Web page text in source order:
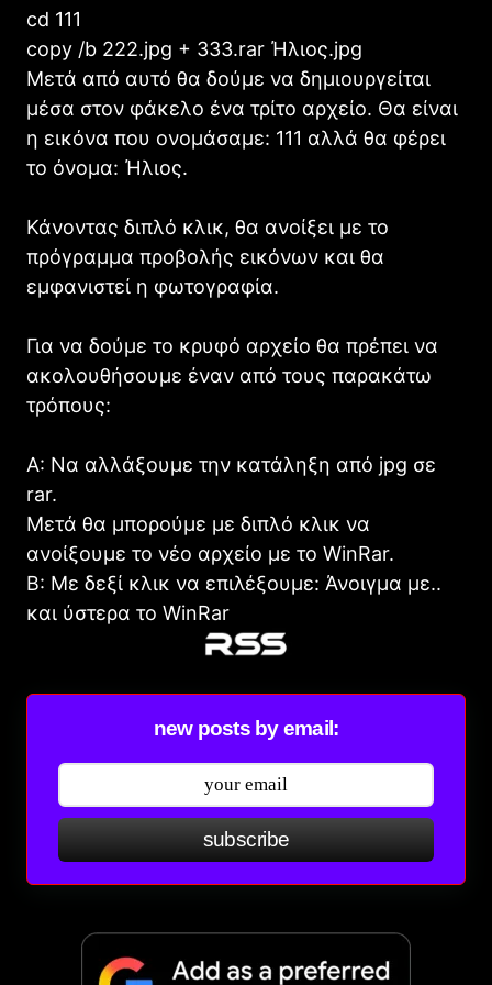
cd 111
copy /b 222.jpg + 333.rar Ήλιος.jpg
Μετά από αυτό θα δούμε να δημιουργείται
μέσα στον φάκελο ένα τρίτο αρχείο. Θα είναι
η εικόνα που ονομάσαμε: 111 αλλά θα φέρει
το όνομα: Ήλιος.
Κάνοντας διπλό κλικ, θα ανοίξει με το
πρόγραμμα προβολής εικόνων και θα
εμφανιστεί η φωτογραφία.
Για να δούμε το κρυφό αρχείο θα πρέπει να
ακολουθήσουμε έναν από τους παρακάτω
τρόπους:
Α: Να αλλάξουμε την κατάληξη από jpg σε
rar.
Μετά θα μπορούμε με διπλό κλικ να
ανοίξουμε το νέο αρχείο με το WinRar.
Β: Με δεξί κλικ να επιλέξουμε: Άνοιγμα με..
και ύστερα το WinRar
new posts by email:
subscribe